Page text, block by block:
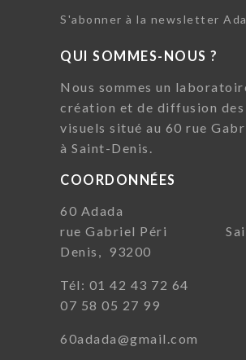
S'abonner à la newsletter
QUI SOMMES-NOUS ?
Nous sommes un
création et de diffusion
visuels situé au 60 rue
à Saint-Denis.
COORDONNÉES
60 Adada
rue Gabriel Péri
Denis, 93200
Tél: 01 42 43 72
07 58 05 27 99
60adada@gmail.com